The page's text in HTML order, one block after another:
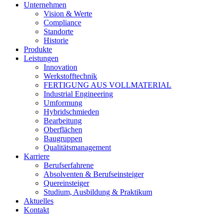
Unternehmen
Vision & Werte
Compliance
Standorte
Historie
Produkte
Leistungen
Innovation
Werkstofftechnik
FERTIGUNG AUS VOLLMATERIAL
Industrial Engineering
Umformung
Hybridschmieden
Bearbeitung
Oberflächen
Baugruppen
Qualitätsmanagement
Karriere
Berufserfahrene
Absolventen & Berufseinsteiger
Quereinsteiger
Studium, Ausbildung & Praktikum
Aktuelles
Kontakt